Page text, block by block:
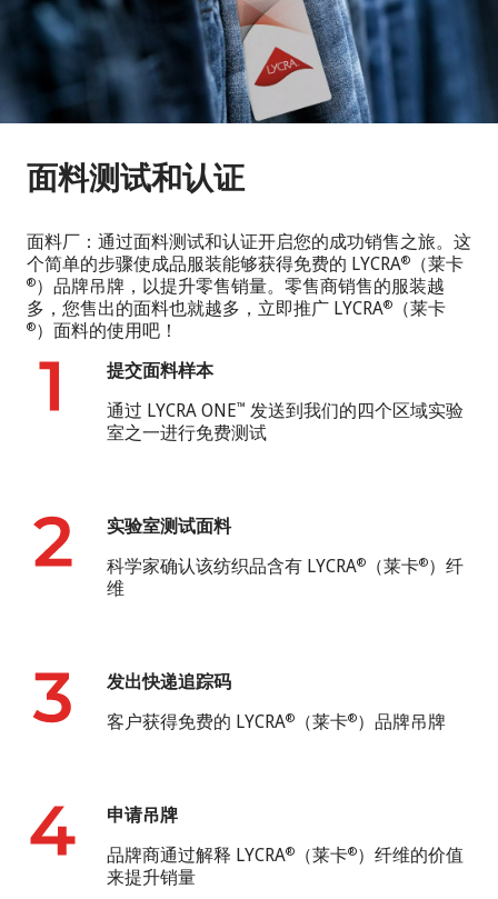
面料测试和认证
面料厂：通过面料测试和认证开启您的成功销售之旅。这
个简单的步骤使成品服装能够获得免费的 LYCRA® （莱卡
®）品牌吊牌，以提升零售销量。零售商销售的服装越
多，您售出的面料也就越多，立即推广 LYCRA® （莱卡
®）面料的使用吧！
提交面料样本
通过 LYCRA ONE™ 发送到我们的四个区域实验
室之一进行免费测试
实验室测试面料
科学家确认该纺织品含有 LYCRA® （莱卡®）纤
维
发出快递追踪码
客户获得免费的 LYCRA® （莱卡®）品牌吊牌
申请吊牌
品牌商通过解释 LYCRA® （莱卡®）纤维的价值
来提升销量